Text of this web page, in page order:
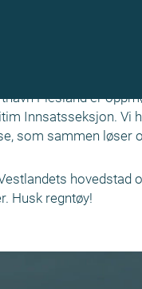
Flesland er
Innsatsseksjon. Vi
som sammen løser
hovedstad
Husk regntøy!